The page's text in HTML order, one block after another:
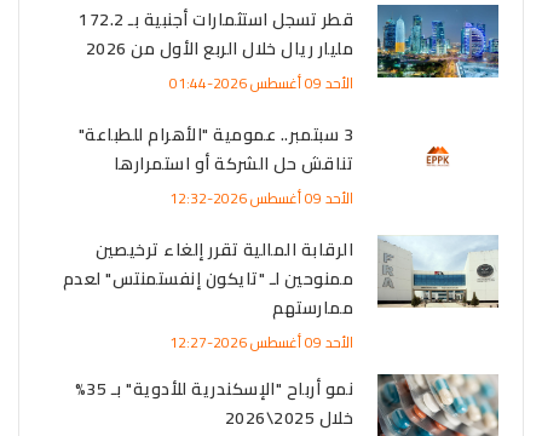
قطر تسجل استثمارات أجنبية بـ 172.2
مليار ريال خلال الربع الأول من 2026
الأحد 09 أغسطس 2026-01:44
3 سبتمبر.. عمومية "الأهرام للطباعة"
تناقش حل الشركة أو استمرارها
الأحد 09 أغسطس 2026-12:32
الرقابة المالية تقرر إلغاء ترخيصين
ممنوحين لـ "تايكون إنفستمنتس" لعدم
ممارستهم
الأحد 09 أغسطس 2026-12:27
نمو أرباح "الإسكندرية للأدوية" بـ 35%
خلال 2025\2026